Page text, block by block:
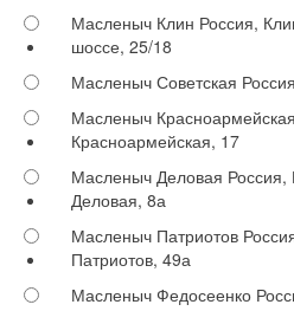
Масленыч Клин Россия,
шоссе, 25/18
Масленыч Советская
Масленыч Красноармейская
Красноармейская, 17
Масленыч Деловая
Деловая, 8а
Масленыч Патриотов
Патриотов, 49а
Масленыч Федосеенко